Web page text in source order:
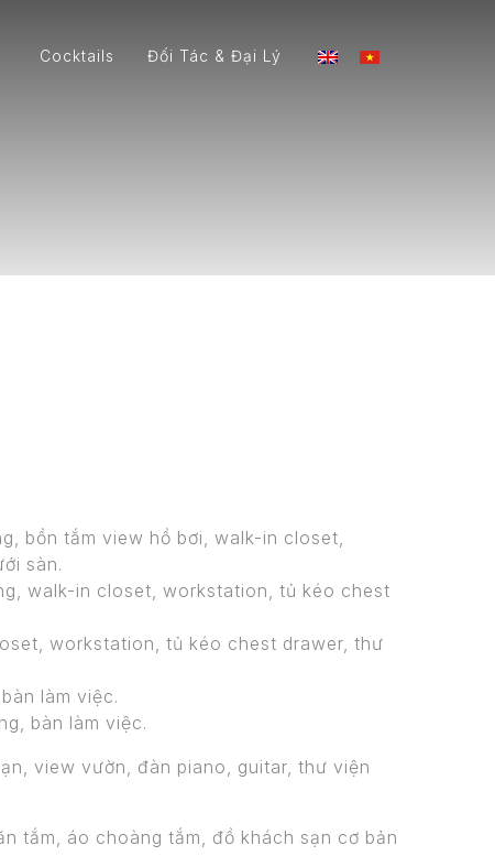
Cocktails Đối Tác & Đại Lý
bồn tắm view hồ bơi, walk-in closet,
sàn.
walk-in closet, workstation, tủ kéo chest
workstation, tủ kéo chest drawer, thư
làm việc.
bàn làm việc.
view vườn, đàn piano, guitar, thư viện
tắm, áo choàng tắm, đồ khách sạn cơ bản